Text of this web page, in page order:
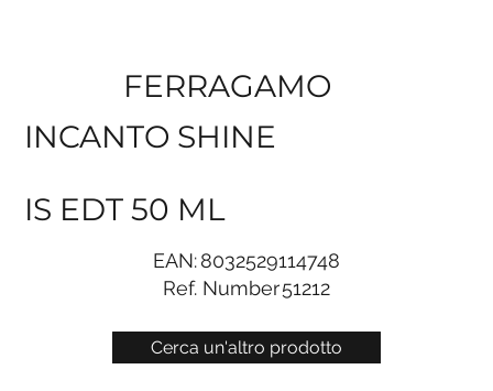
Cerca un'altro prodotto
FERRAGAMO
INCANTO SHINE
IS EDT 50 ML
EAN:8032529114748
Ref. Number51212